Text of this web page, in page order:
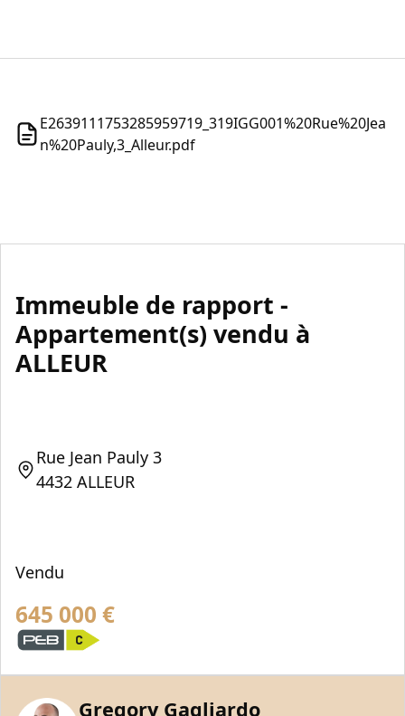
E2639111753285959719_319IGG001%20Rue%20Jea
n%20Pauly,3_Alleur.pdf
Immeuble de rapport -
Appartement(s) vendu à
ALLEUR
Rue Jean Pauly 3
4432 ALLEUR
Vendu
645 000 €
Gregory Gagliardo